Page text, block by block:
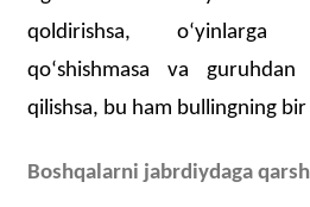
qoldirishsa, oʻyinlarga
qoʻshishmasa va
qilishsa, bu ham bullingning bir
Boshqalarni jabrdiydaga